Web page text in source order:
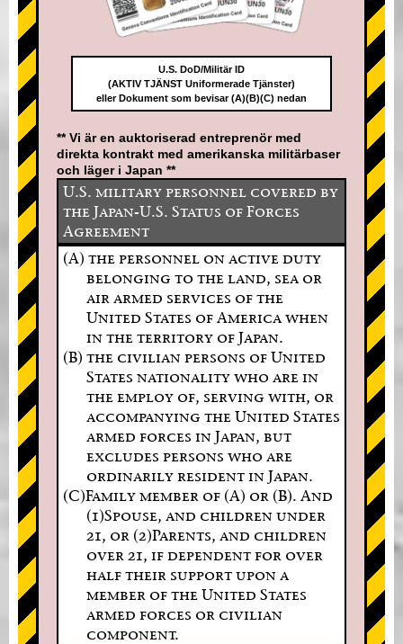
U.S. DoD/Militär ID
(AKTIV TJÄNST Uniformerade Tjänster)
eller Dokument som bevisar (A)(B)(C) nedan
** Vi är en auktoriserad entreprenör med
direkta kontrakt med amerikanska militärbaser
och läger i Japan **
U.S. military personnel covered by
the Japan-U.S. Status of Forces
Agreement
(A) the personnel on active duty
belonging to the land, sea or
air armed services of the
United States of America when
in the territory of Japan.
(B) the civilian persons of United
States nationality who are in
the employ of, serving with, or
accompanying the United States
armed forces in Japan, but
excludes persons who are
ordinarily resident in Japan.
(C)Family member of (A) or (B). And
(1)Spouse, and children under
21, or (2)Parents, and children
over 21, if dependent for over
half their support upon a
member of the United States
armed forces or civilian
component.